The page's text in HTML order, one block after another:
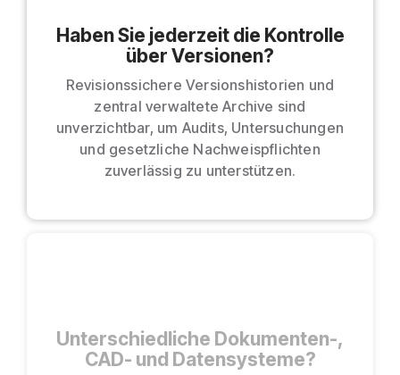
Haben Sie jederzeit die Kontrolle
über Versionen?
Revisionssichere Versionshistorien und
zentral verwaltete Archive sind
unverzichtbar, um Audits, Untersuchungen
und gesetzliche Nachweispflichten
zuverlässig zu unterstützen.
Unterschiedliche Dokumenten-,
CAD- und Datensysteme?